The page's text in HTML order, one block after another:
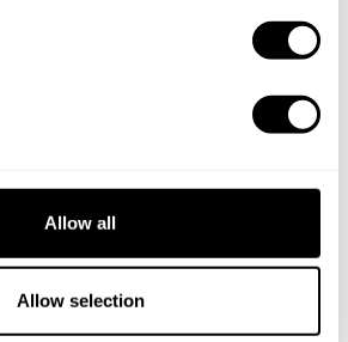
Allow all
Allow selection